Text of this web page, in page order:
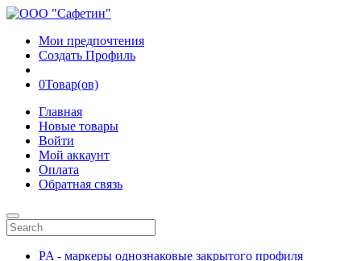
Мои предпочтения
Создать Профиль
0Товар(ов)
Главная
Новые товары
Войти
Мой аккаунт
Оплата
Обратная связь
PA - маркеры однознаковые закрытого профиля